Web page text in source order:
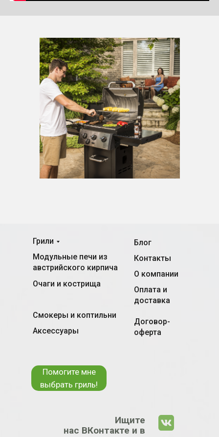
Модульные печи из
австрийского кирпича
Смокеры и коптильни
Очаги и кострища
Контакты
Блог
О компании
Оплата и
доставка
Аксессуары
Грили
Ищите
нас ВКонтакте и в
Помогите мне
выбрать гриль!
Договор-
оферта